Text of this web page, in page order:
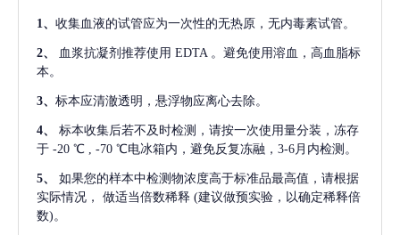
1 、 收集血液的试管应为一次性的无热原，无内毒素试管。
2、 血浆抗凝剂推荐使用 EDTA 。避免使用溶血，高血脂标
本。
3、 标本应清澈透明，悬浮物应离心去除。
4、
标本收集后若不及时检测，请按一次使用量分装，冻存
于 -20 ℃ , -70 ℃电冰箱内，避免反复冻融，3-6月内检测。
5、
如果您的样本中检测物浓度高于标准品最高值，请根据
实际情况，
做适当倍数稀释 (建议做预实验，以确定稀释倍
数)。